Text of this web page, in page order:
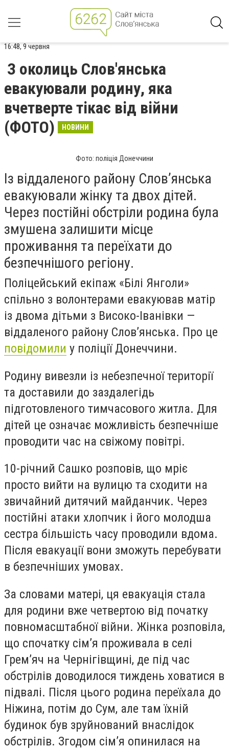
16:48, 9 червня
З околиць Слов'янська
евакуювали родину, яка
вчетверте тікає від війни
(ФОТО)
НОВИНИ
Фото: поліція Донеччини
Із віддаленого району Слов’янська
евакуювали жінку та двох дітей.
Через постійні обстріли родина була
змушена залишити місце
проживання та переїхати до
безпечнішого регіону.
Поліцейський екіпаж «Білі Янголи»
спільно з волонтерами евакуював матір
із двома дітьми з Високо-Іванівки —
віддаленого району Слов’янська. Про це
повідомили у поліції Донеччини.
Родину вивезли із небезпечної території
та доставили до заздалегідь
підготовленого тимчасового житла. Для
дітей це означає можливість безпечніше
проводити час на свіжому повітрі.
10-річний Сашко розповів, що мріє
просто вийти на вулицю та сходити на
звичайний дитячий майданчик. Через
постійні атаки хлопчик і його молодша
сестра більшість часу проводили вдома.
Після евакуації вони зможуть перебувати
в безпечніших умовах.
За словами матері, ця евакуація стала
для родини вже четвертою від початку
повномасштабної війни. Жінка розповіла,
що спочатку сім’я проживала в селі
Грем’яч на Чернігівщині, де під час
обстрілів доводилося тиждень ховатися в
підвалі. Після цього родина переїхала до
Ніжина, потім до Сум, але там їхній
будинок був зруйнований внаслідок
обстрілів. Згодом сім’я опинилася на